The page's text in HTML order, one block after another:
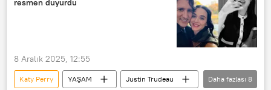
resmen duyurdu
8 Aralık 2025, 12:55
Katy Perry YAŞAM
Justin Trudeau
Daha fazlası 8